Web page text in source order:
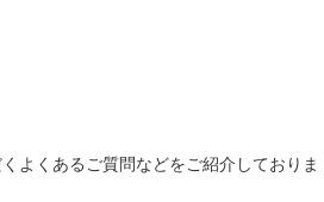
よくあるご質問などをご紹介しておりま